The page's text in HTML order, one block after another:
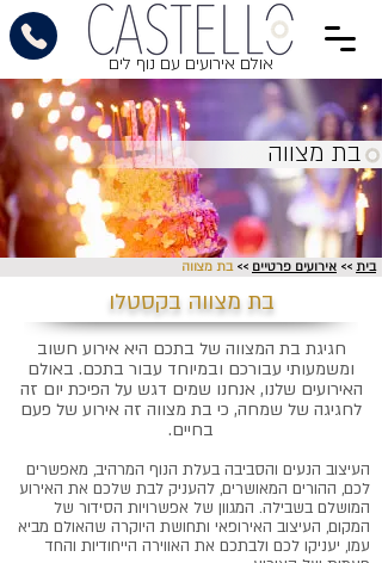
אולם אירועים עם נוף לים
בת מצווה
בית >> אירועים פרטיים >>בת מצווה
בת מצווה בקסטלו
חגיגת בת המצווה של בתכם היא אירוע חשוב
ומשמעותי עבורכם ובמיוחד עבור בתכם. באולם
האירועים שלנו, אנחנו שמים דגש על הפיכת יום זה
לחגיגה של שמחה, כי בת מצווה זה אירוע של פעם
בחיים.
העיצוב הנעים והסביבה בעלת הנוף המרהיב, מאפשרים
לכם, ההורים המאושרים, להעניק לבת שלכם את האירוע
המושלם בשבילה. המגוון של אפשרויות הסידור של
המקום, העיצוב האירופאי ותחושת היוקרה שהאולם מביא
עמו, יעניקו לכם ולבתכם את האווירה הייחודיות והחד